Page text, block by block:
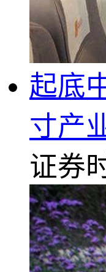
起底
寸产
证券